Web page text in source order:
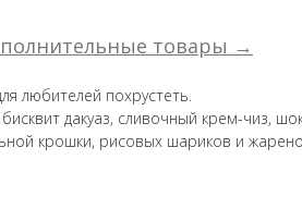
товары →
любителей похрустеть.
дакуаз, сливочный крем-чиз,
крошки, рисовых шариков и